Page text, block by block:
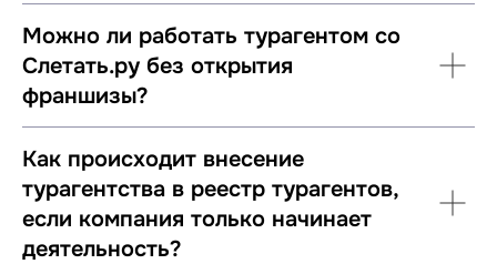
Можно ли работать турагентом со
Слетать.ру без открытия
франшизы?
Как происходит внесение
турагентства в реестр турагентов,
если компания только начинает
деятельность?